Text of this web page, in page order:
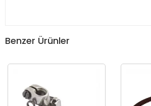
Benzer Ürünler